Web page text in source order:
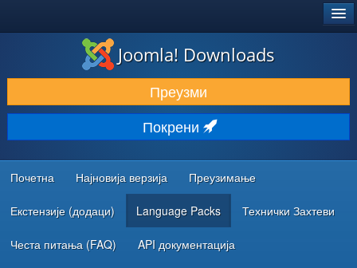
ПРЕУЗИМАЊЕ И ПРОШИРЕЊА (ЕКСТЕНЗИЈЕ)
ОТКРИЈТЕ И НАУЧИТЕ
ЗАЈЕДНИЦА И ПОДРШКА
РЕСУРСИ ЗА РАЗВОЈ
Joomla! Downloads
Преузми
Покрени
Почетна Најновија верзија Преузимање
Екстензије (додаци) Language Packs Технички Захтеви
Честа питања (FAQ) API документација